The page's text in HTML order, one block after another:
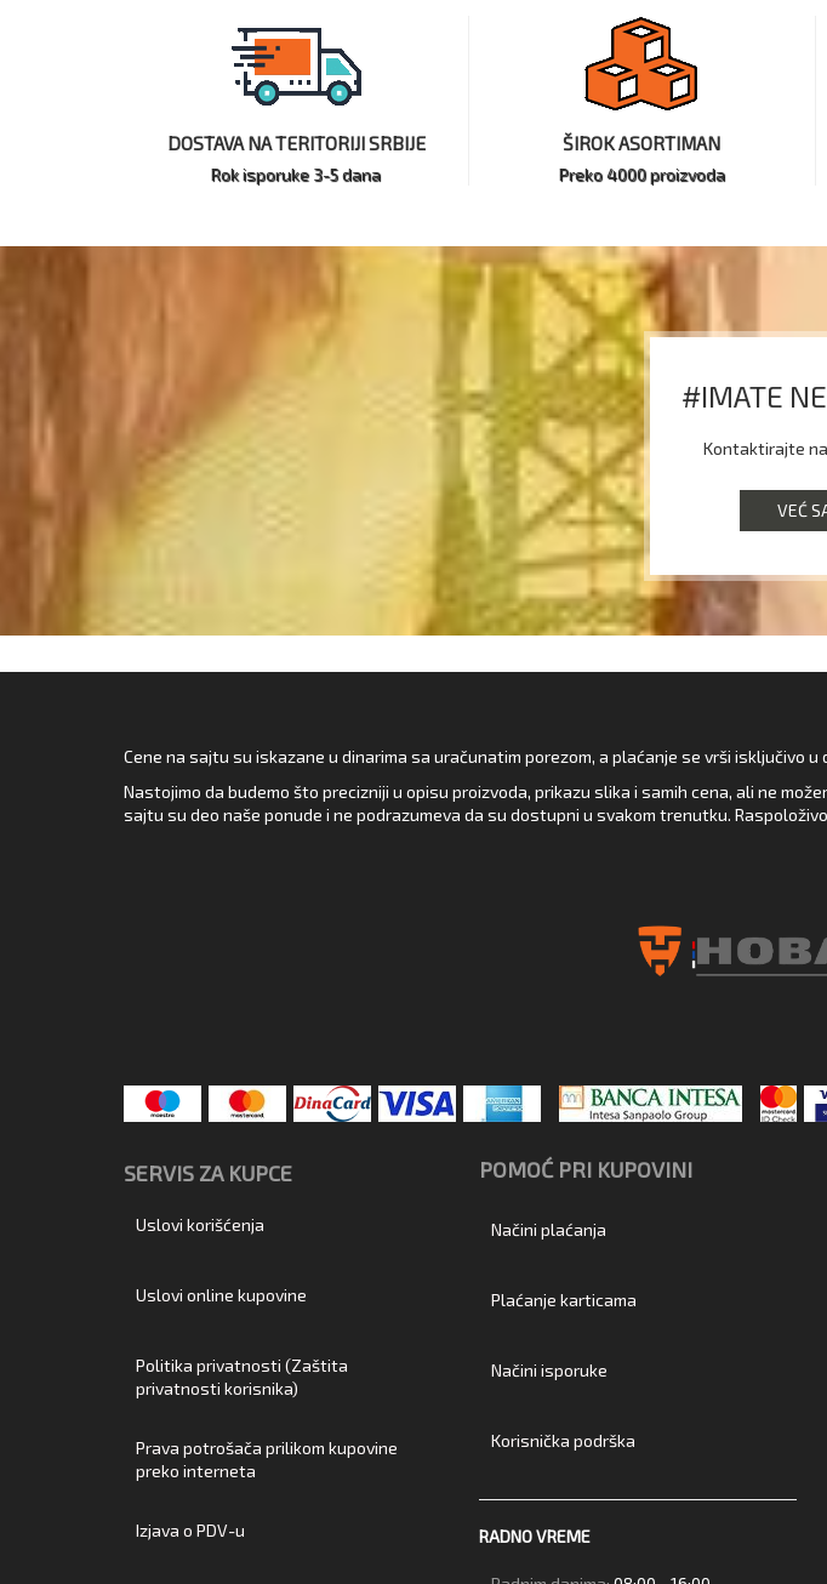
DOSTAVA NA TERITORIJI SRBIJE
Rok isporuke 3-5 dana
ŠIROK ASORTIMAN
Preko 4000 proizvoda
#IMATE
Kontaktirajte
VEĆ
Cene na sajtu su iskazane u dinarima sa uračunatim porezom, a plaćanje se vrši isključivo u
Nastojimo da budemo što precizniji u opisu proizvoda, prikazu slika i samih cena, ali ne
sajtu su deo naše ponude i ne podrazumeva da su dostupni u svakom trenutku.
SERVIS ZA KUPCE
Uslovi korišćenja
Uslovi online kupovine
Politika privatnosti (Zaštita
privatnosti korisnika)
Prava potrošača prilikom kupovine
preko interneta
Izjava o PDV-u
POMOĆ PRI KUPOVINI
Načini plaćanja
Plaćanje karticama
Načini isporuke
Korisnička podrška
RADNO VREME